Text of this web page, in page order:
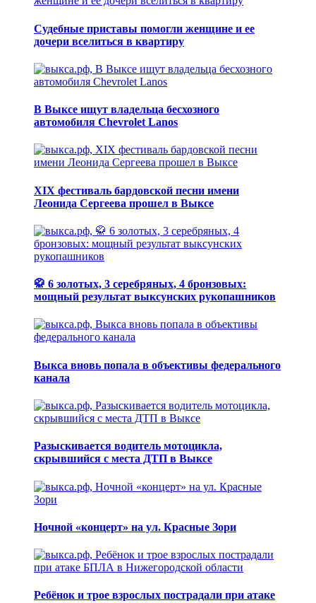
Судебные приставы помогли женщине и ее
дочери вселиться в квартиру
В Выксе ищут владельца бесхозного
автомобиля Chevrolet Lanos
XIX фестиваль бардовской песни имени
Леонида Сергеева прошел в Выксе
🥋 6 золотых, 3 серебряных, 4 бронзовых:
мощный результат выксунских рукопашников
Выкса вновь попала в объективы федерального
канала
Разыскивается водитель мотоцикла,
скрывшийся с места ДТП в Выксе
Ночной «концерт» на ул. Красные Зори
Ребёнок и трое взрослых пострадали при атаке